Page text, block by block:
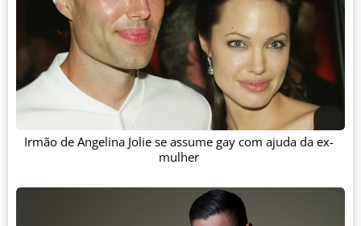
Irmão de Angelina Jolie se assume gay com ajuda da ex-
mulher